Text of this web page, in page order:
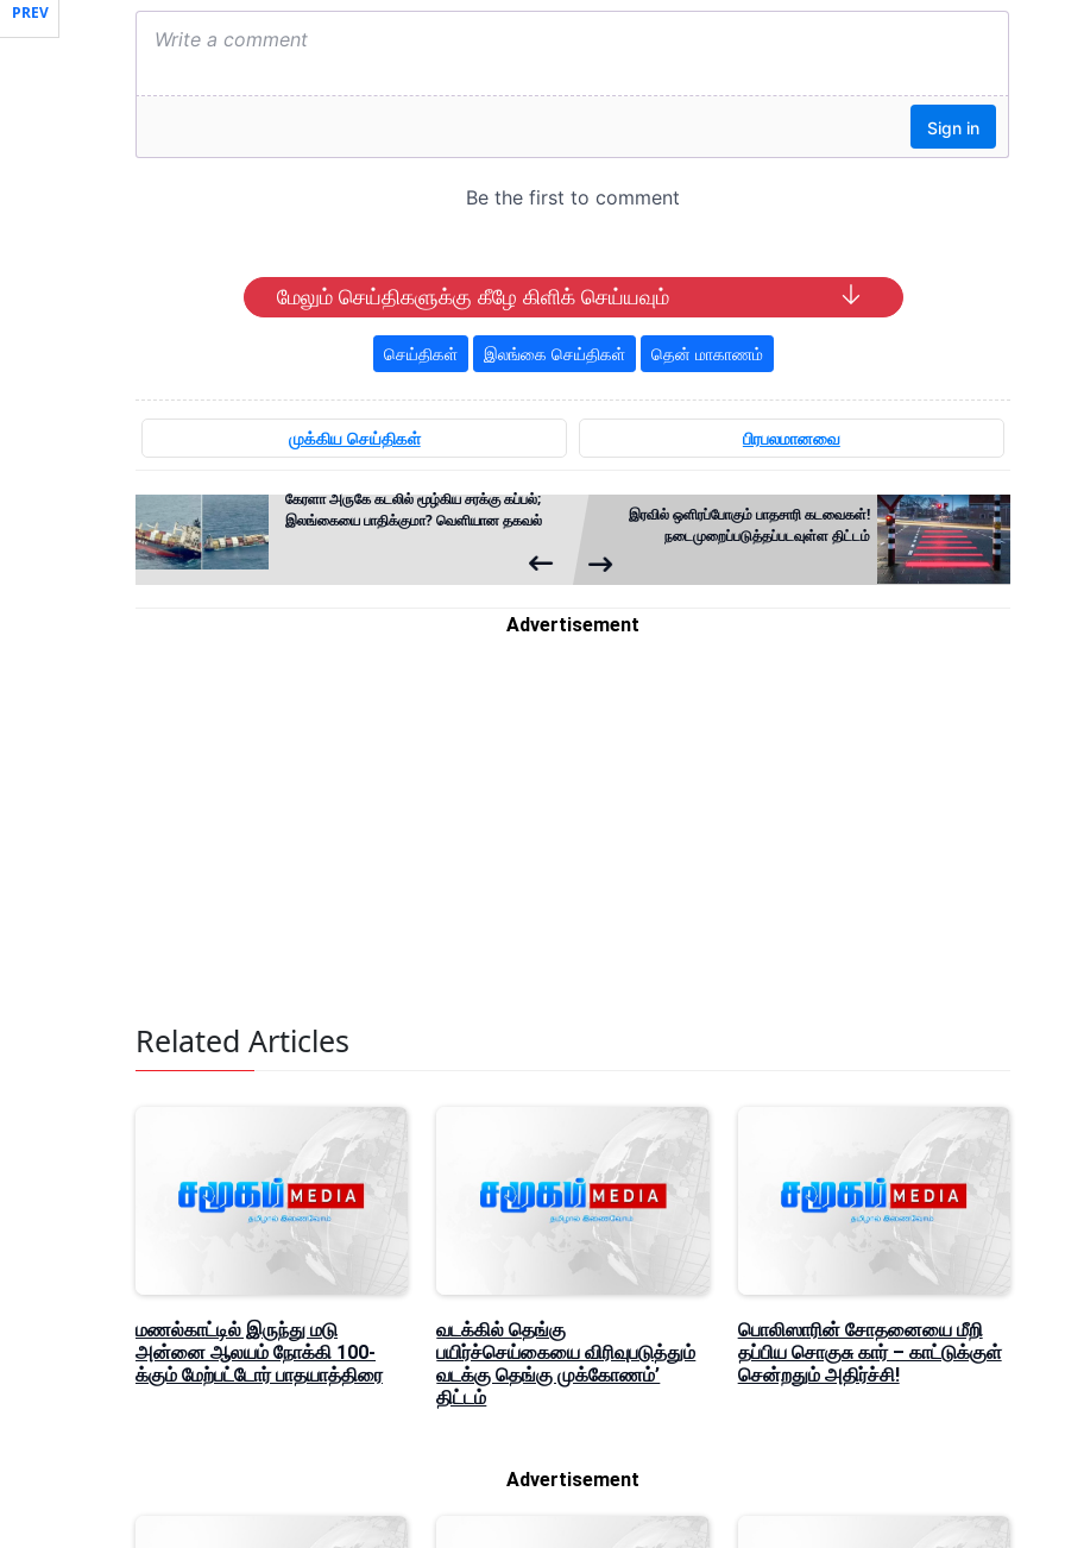
மேலும் செய்திகளுக்கு கீழே கிளிக் செய்யவும்
செய்திகள் இலங்கை செய்திகள் தென் மாகாணம்
முக்கிய செய்திகள் பிரபலமானவை
கேரளா அருகே கடலில் மூழ்கிய சரக்கு கப்பல்;
இலங்கையை பாதிக்குமா? வெளியான தகவல்
இரவில் ஒளிரப்போகும் பாதசாரி கடவைகள்!
நடைமுறைப்படுத்தப்படவுள்ள திட்டம்
PREV
Advertisement
Related Articles
மணல்காட்டில் இருந்து மடு
அன்னை ஆலயம் நோக்கி 100-
க்கும் மேற்பட்டோர் பாதயாத்திரை
வடக்கில் தெங்கு
பயிர்ச்செய்கையை விரிவுபடுத்தும்
வடக்கு தெங்கு முக்கோணம்’
திட்டம்
பொலிஸாரின் சோதனையை மீறி
தப்பிய சொகுசு கார் – காட்டுக்குள்
சென்றதும் அதிர்ச்சி!
Advertisement